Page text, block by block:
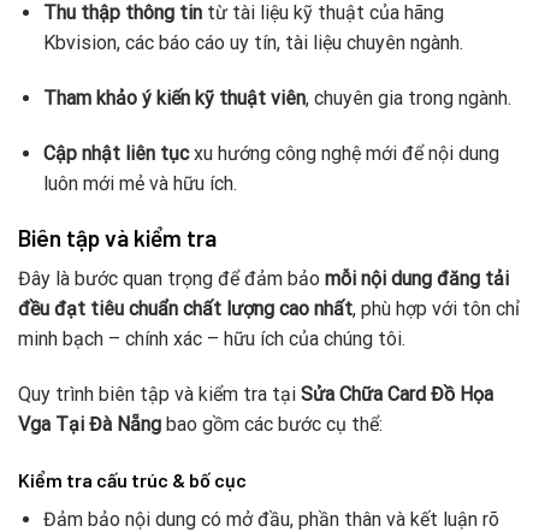
Thu thập thông tintừ tài liệu kỹ thuật của hãng
Kbvision, các báo cáo uy tín, tài liệu chuyên ngành.
Tham khảo ý kiến kỹ thuật viên, chuyên gia trong ngành.
Cập nhật liên tụcxu hướng công nghệ mới để nội dung
luôn mới mẻ và hữu ích.
Biên tập và kiểm tra
Đây là bước quan trọng để đảm bảo mỗi nội dung đăng tải
đều đạt tiêu chuẩn chất lượng cao nhất, phù hợp với tôn chỉ
minh bạch – chính xác – hữu ích của chúng tôi.
Quy trình biên tập và kiểm tra tại Sửa Chữa Card Đồ Họa
Vga Tại Đà Nẵng bao gồm các bước cụ thể:
Kiểm tra cấu trúc & bố cục
Đảm bảo nội dung có mở đầu, phần thân và kết luận rõ